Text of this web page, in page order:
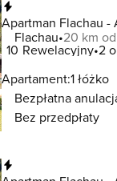
Apartman Flachau -
Flachau 20 km
10 Rewelacyjny 2
Apartament:1 łóżko
Bezpłatna
Bez przedpłaty